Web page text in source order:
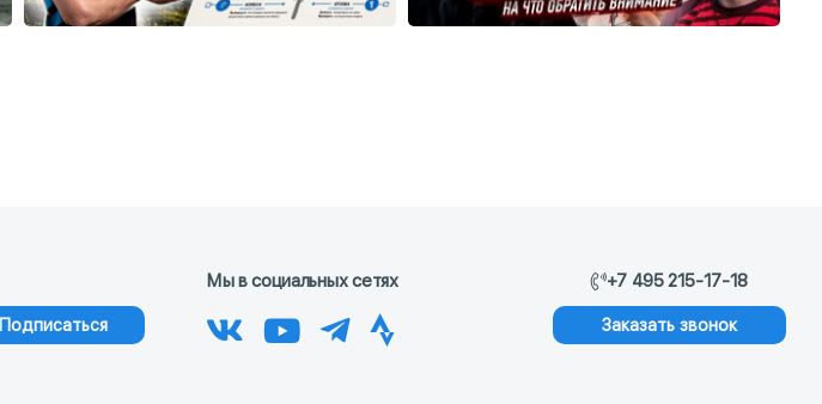
Подписаться
Мы в социальных сетях +7 495 215-17-18
Заказать звонок